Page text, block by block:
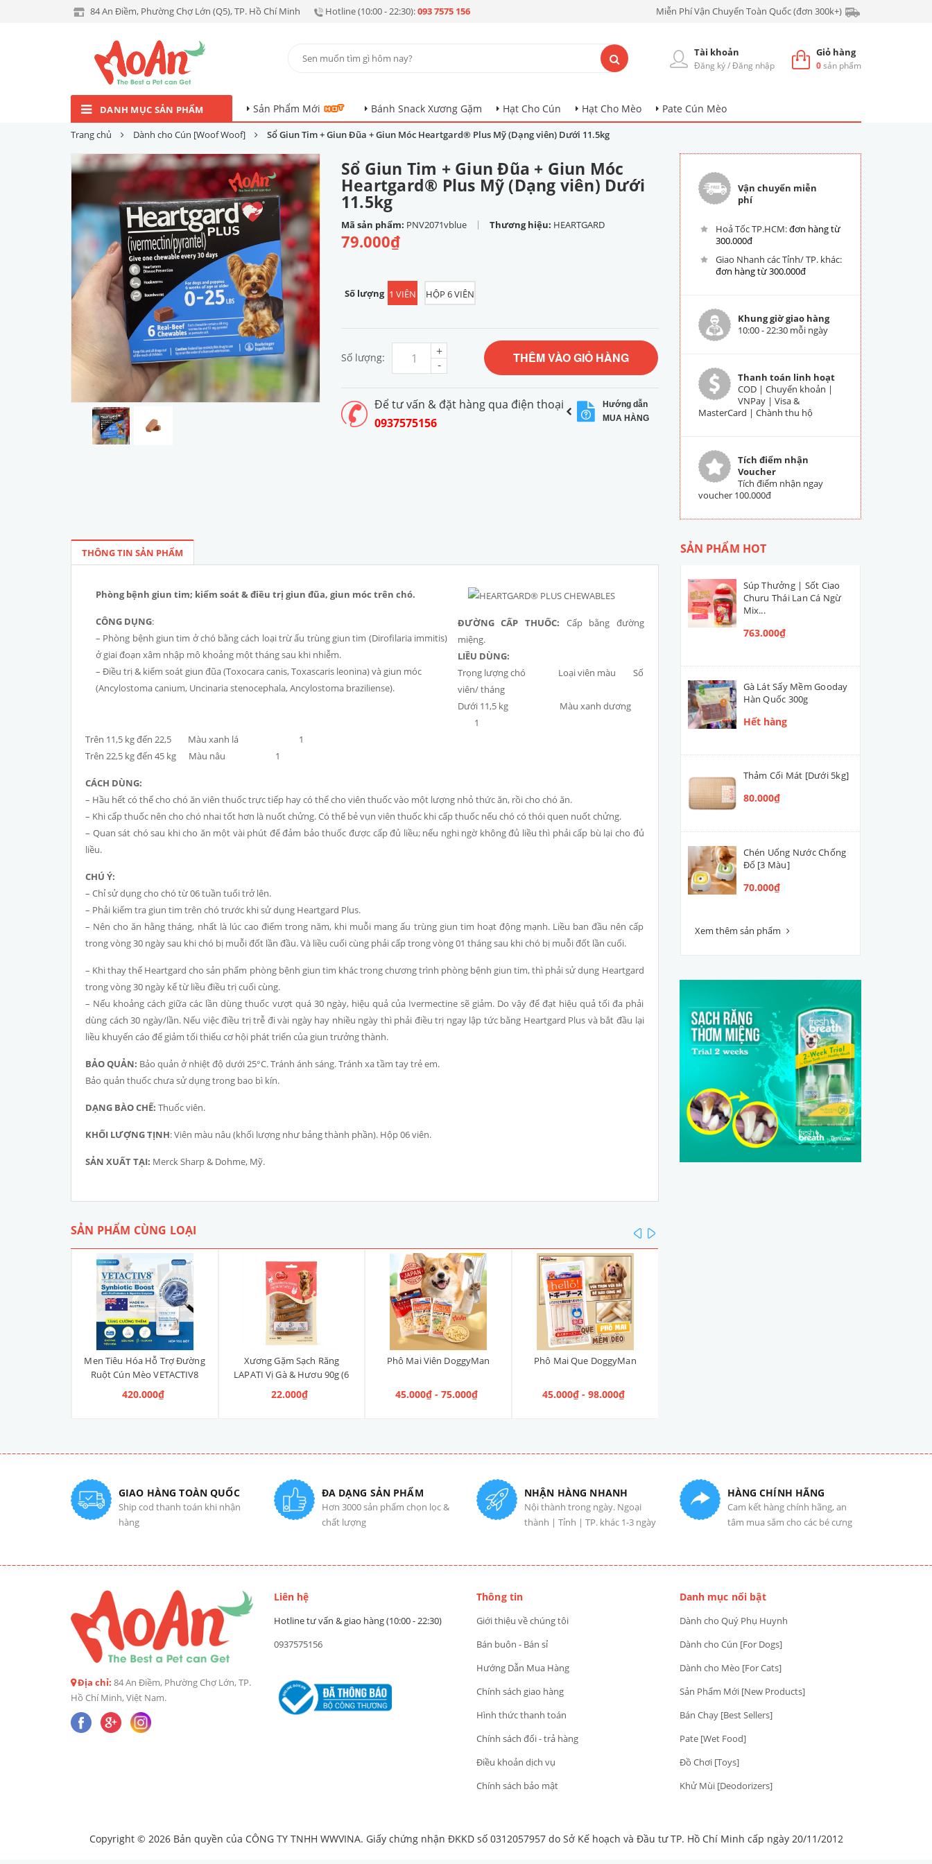
84 An Điềm, Phường Chợ Lớn (Q5), TP. Hồ Chí Minh Hotline (10:00 - 22:30):093 7575 156 Miễn Phí Vận Chuyển Toàn Quốc (đơn 300k+)
Giỏ hàng
0sản phẩm
Tài khoản
Đăng ký/Đăng nhập
DANH MỤC SẢN PHẨM Sản Phẩm Mới Bánh Snack Xương Gặm Hạt Cho Cún Hạt Cho Mèo Pate Cún Mèo
Trang chủ Dành cho Cún [Woof Woof] Sổ Giun Tim + Giun Đũa + Giun Móc Heartgard® Plus Mỹ (Dạng viên) Dưới 11.5kg
Sổ Giun Tim + Giun Đũa + Giun Móc
Heartgard® Plus Mỹ (Dạng viên) Dưới
11.5kg
Mã sản phẩm: PNV2071vblue | Thương hiệu: HEARTGARD
79.000₫
Số lượng 1 VIÊN HỘP 6 VIÊN
Số lượng: -
+ THÊM VÀO GIỎ HÀNG
Để tư vấn & đặt hàng qua điện thoại
0937575156
Hướng dẫn
MUA HÀNG
Vận chuyển miễn
phí
Hoả Tốc TP.HCM:đơn hàng từ
300.000đ
Giao Nhanh các Tỉnh/ TP. khác:
đơn hàng từ 300.000đ
Khung giờ giao hàng
10:00 - 22:30 mỗi ngày
Thanh toán linh hoạt
COD | Chuyển khoản |
VNPay | Visa &
MasterCard | Chành thu hộ
Tích điểm nhận
Voucher
Tích điểm nhận ngay
voucher 100.000đ
THÔNG TIN SẢN PHẨM
Phòng bệnh giun tim; kiểm soát & điều trị giun đũa, giun móc trên chó.
CÔNG DỤNG:
– Phòng bệnh giun tim ở chó bằng cách loại trừ ấu trùng giun tim (Dirofilaria immitis)
ở giai đoạn xâm nhập mô khoảng một tháng sau khi nhiễm.
– Điều trị & kiểm soát giun đũa (Toxocara canis, Toxascaris leonina) và giun móc
(Ancylostoma canium, Uncinaria stenocephala, Ancylostoma braziliense).
ĐƯỜNG CẤP THUỐC: Cấp bằng đường
miệng.
LIỀU DÙNG:
Trọng lượng chó Loại viên màu Số
viên/ tháng
Dưới 11,5 kg Màu xanh dương
1
Trên 11,5 kg đến 22,5 Màu xanh lá 1
Trên 22,5 kg đến 45 kg Màu nâu 1
CÁCH DÙNG:
– Hầu hết có thể cho chó ăn viên thuốc trực tiếp hay có thể cho viên thuốc vào một lượng nhỏ thức ăn, rồi cho chó ăn.
– Khi cấp thuốc nên cho chó nhai tốt hơn là nuốt chửng. Có thể bẻ vụn viên thuốc khi cấp thuốc nếu chó có thói quen nuốt chửng.
– Quan sát chó sau khi cho ăn một vài phút để đảm bảo thuốc được cấp đủ liều; nếu nghi ngờ không đủ liều thì phải cấp bù lại cho đủ
liều.
CHÚ Ý:
– Chỉ sử dụng cho chó từ 06 tuần tuổi trở lên.
– Phải kiểm tra giun tim trên chó trước khi sử dụng Heartgard Plus.
– Nên cho ăn hằng tháng, nhất là lúc cao điểm trong năm, khi muỗi mang ấu trùng giun tim hoạt động mạnh. Liều ban đầu nên cấp
trong vòng 30 ngày sau khi chó bị muỗi đốt lần đầu. Và liều cuối cùng phải cấp trong vòng 01 tháng sau khi chó bị muỗi đốt lần cuối.
– Khi thay thế Heartgard cho sản phẩm phòng bệnh giun tim khác trong chương trình phòng bệnh giun tim, thì phải sử dụng Heartgard
trong vòng 30 ngày kể từ liều điều trị cuối cùng.
– Nếu khoảng cách giữa các lần dùng thuốc vượt quá 30 ngày, hiệu quả của Ivermectine sẽ giảm. Do vậy để đạt hiệu quả tối đa phải
dùng cách 30 ngày/lần. Nếu việc điều trị trễ đi vài ngày hay nhiều ngày thì phải điều trị ngay lập tức bằng Heartgard Plus và bắt đầu lại
liều khuyến cáo để giảm tối thiểu cơ hội phát triển của giun trưởng thành.
BẢO QUẢN: Bảo quản ở nhiệt độ dưới 25°C. Tránh ánh sáng. Tránh xa tầm tay trẻ em.
Bảo quản thuốc chưa sử dụng trong bao bì kín.
DẠNG BÀO CHẾ: Thuốc viên.
KHỐI LƯỢNG TỊNH: Viên màu nâu (khối lượng như bảng thành phần). Hộp 06 viên.
SẢN XUẤT TẠI: Merck Sharp & Dohme, Mỹ.
SẢN PHẨM CÙNG LOẠI
Men Tiêu Hóa Hỗ Trợ Đường
Ruột Cún Mèo VETACTIV8
Synbiotic Boost Úc 70g
420.000₫
Xương Gặm Sạch Răng
LAPATI Vị Gà & Hươu 90g (6
Xương)
22.000₫
Phô Mai Viên DoggyMan
45.000₫ - 75.000₫
Phô Mai Que DoggyMan
45.000₫ - 98.000₫
prev
SẢN PHẨM HOT
Súp Thưởng | Sốt Ciao
Churu Thái Lan Cá Ngừ
Mix...
763.000₫
Gà Lát Sấy Mềm Gooday
Hàn Quốc 300g
Hết hàng
Thảm Cối Mát [Dưới 5kg]
80.000₫
Chén Uống Nước Chống
Đổ [3 Màu]
70.000₫
Xem thêm sản phẩm
GIAO HÀNG TOÀN QUỐC
Ship cod thanh toán khi nhận
hàng
ĐA DẠNG SẢN PHẨM
Hơn 3000 sản phẩm chọn lọc &
chất lượng
NHẬN HÀNG NHANH
Nội thành trong ngày. Ngoại
thành | Tỉnh | TP. khác 1-3 ngày
HÀNG CHÍNH HÃNG
Cam kết hàng chính hãng, an
tâm mua sắm cho các bé cưng
Địa chỉ: 84 An Điềm, Phường Chợ Lớn, TP.
Hồ Chí Minh, Việt Nam.
Liên hệ
Hotline tư vấn & giao hàng (10:00 - 22:30)
0937575156
Thông tin
Giới thiệu về chúng tôi
Bán buôn - Bán sỉ
Hướng Dẫn Mua Hàng
Chính sách giao hàng
Hình thức thanh toán
Chính sách đổi - trả hàng
Điều khoản dịch vụ
Chính sách bảo mật
Danh mục nổi bật
Dành cho Quý Phụ Huynh
Dành cho Cún [For Dogs]
Dành cho Mèo [For Cats]
Sản Phẩm Mới [New Products]
Bán Chạy [Best Sellers]
Pate [Wet Food]
Đồ Chơi [Toys]
Khử Mùi [Deodorizers]
Copyright © 2026 Bản quyền của CÔNG TY TNHH WWVINA. Giấy chứng nhận ĐKKD số 0312057957 do Sở Kế hoạch và Đầu tư TP. Hồ Chí Minh cấp ngày 20/11/2012